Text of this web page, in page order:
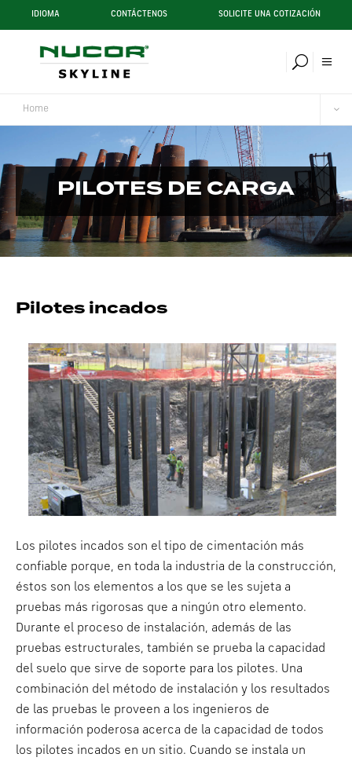
IDIOMA CONTÁCTENOS SOLICITE UNA COTIZACIÓN
Home
PILOTES DE CARGA
Pilotes incados
Los pilotes incados son el tipo de cimentación más
confiable porque, en toda la industria de la construcción,
éstos son los elementos a los que se les sujeta a
pruebas más rigorosas que a ningún otro elemento.
Durante el proceso de instalación, además de las
pruebas estructurales, también se prueba la capacidad
del suelo que sirve de soporte para los pilotes. Una
combinación del método de instalación y los resultados
de las pruebas le proveen a los ingenieros de
información poderosa acerca de la capacidad de todos
los pilotes incados en un sitio. Cuando se instala un